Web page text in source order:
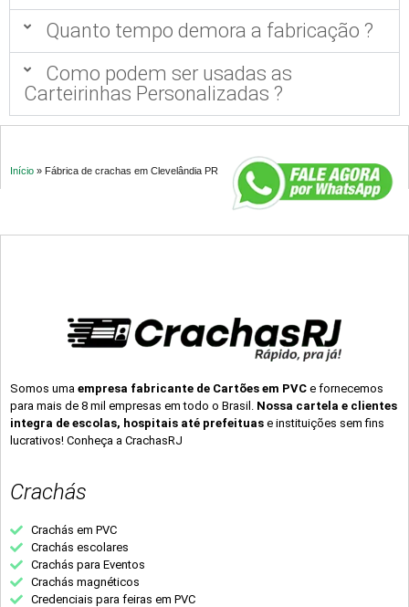
Quanto tempo demora a fabricação ?
Como podem ser usadas as
Carteirinhas Personalizadas ?
Início » Fábrica de crachas em Clevelândia PR
Somos uma empresa fabricante de Cartões em PVC e fornecemos
para mais de 8 mil empresas em todo o Brasil. Nossa cartela e clientes
integra de escolas, hospitais até prefeituas e instituições sem fins
lucrativos! Conheça a CrachasRJ
Crachás
Crachás em PVC
Crachás escolares
Crachás para Eventos
Crachás magnéticos
Credenciais para feiras em PVC